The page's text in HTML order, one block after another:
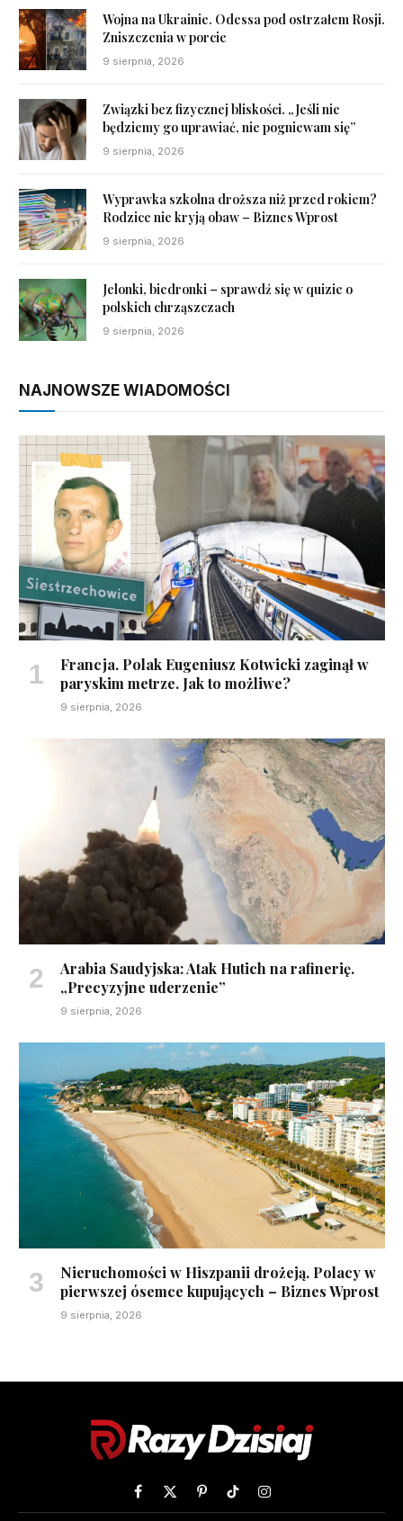
Wojna na Ukrainie. Odessa pod ostrzałem Rosji.
Zniszczenia w porcie
9 sierpnia, 2026
Związki bez fizycznej bliskości. „Jeśli nie
będziemy go uprawiać, nie pogniewam się”
9 sierpnia, 2026
Wyprawka szkolna droższa niż przed rokiem?
Rodzice nie kryją obaw – Biznes Wprost
9 sierpnia, 2026
Jelonki, biedronki – sprawdź się w quizie o
polskich chrząszczach
9 sierpnia, 2026
NAJNOWSZE WIADOMOŚCI
Francja. Polak Eugeniusz Kotwicki zaginął w
paryskim metrze. Jak to możliwe?
9 sierpnia, 2026
Arabia Saudyjska: Atak Hutich na rafinerię.
„Precyzyjne uderzenie”
9 sierpnia, 2026
Nieruchomości w Hiszpanii drożeją. Polacy w
pierwszej ósemce kupujących – Biznes Wprost
9 sierpnia, 2026
Facebook
X
PinterestTikTokInstagram